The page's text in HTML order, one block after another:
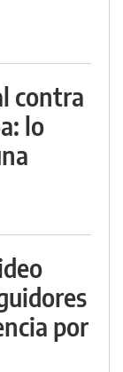
contra
lo
por